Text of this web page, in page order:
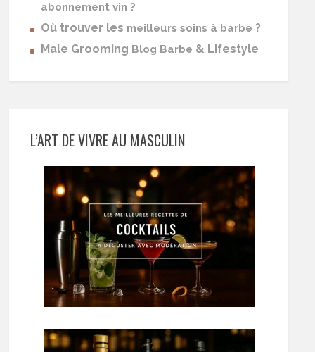
abonnement vin ?
Où trouver les meilleurs soins à barbe ?
Male Grooming Blog Barbe & Lifestyle
L’ART DE VIVRE AU MASCULIN